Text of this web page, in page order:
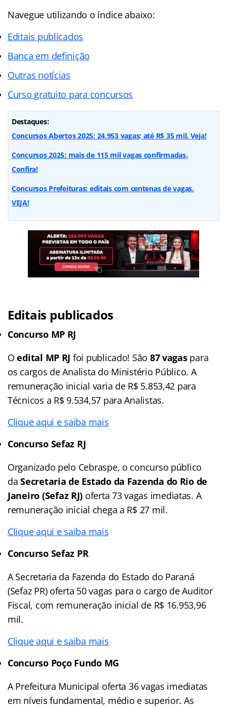
Navegue utilizando o índiceabaixo:
Editais publicados
Banca em definição
Outras notícias
Curso gratuito para concursos
Destaques:
Concursos Abertos 2025: 24.953 vagas; até R$ 35 mil. Veja!
Concursos 2025: mais de 115 mil vagas confirmadas.
Confira!
Concursos Prefeituras: editais com centenas de vagas.
VEJA!
Editais publicados
Concurso MP RJ
Oedital MP RJ foi publicado! São 87 vagas para
os cargos de Analista do Ministério Público. A
remuneração inicial varia de R$ 5.853,42 para
Técnicos a R$ 9.534,57 para Analistas.
Clique aqui e saiba mais
Concurso Sefaz RJ
Organizado pelo Cebraspe, o concurso público
daSecretaria de Estado da Fazenda do Rio de
Janeiro (Sefaz RJ) oferta 73 vagas imediatas. A
remuneração inicial chega a R$ 27 mil.
Clique aqui e saiba mais
Concurso Sefaz PR
A Secretaria da Fazenda do Estado do Paraná
(Sefaz PR) oferta 50 vagas para o cargo de Auditor
Fiscal, com remuneração inicial de R$ 16.953,96
mil.
Clique aqui e saiba mais
Concurso Poço Fundo MG
A Prefeitura Municipal oferta 36 vagas imediatas
em níveis fundamental, médio e superior. As